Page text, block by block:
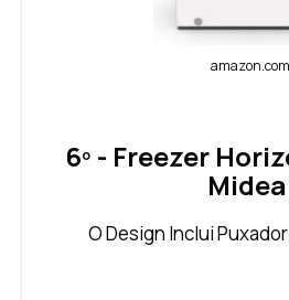
6º - Freezer
Midea
O Design Inclui